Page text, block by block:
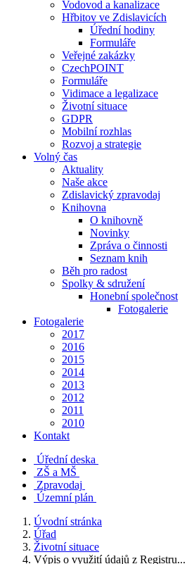
Vodovod a kanalizace
Hřbitov ve Zdislavicích
Úřední hodiny
Formuláře
Veřejné zakázky
CzechPOINT
Formuláře
Vidimace a legalizace
Životní situace
GDPR
Mobilní rozhlas
Rozvoj a strategie
Volný čas
Aktuality
Naše akce
Zdislavický zpravodaj
Knihovna
O knihovně
Novinky
Zpráva o činnosti
Seznam knih
Běh pro radost
Spolky & sdružení
Honební společnost
Fotogalerie
Fotogalerie
2017
2016
2015
2014
2013
2012
2011
2010
Kontakt
Úřední deska
ZŠ a MŠ
Zpravodaj
Územní plán
Úvodní stránka
Úřad
Životní situace
Výpis o využití údajů z Registru...